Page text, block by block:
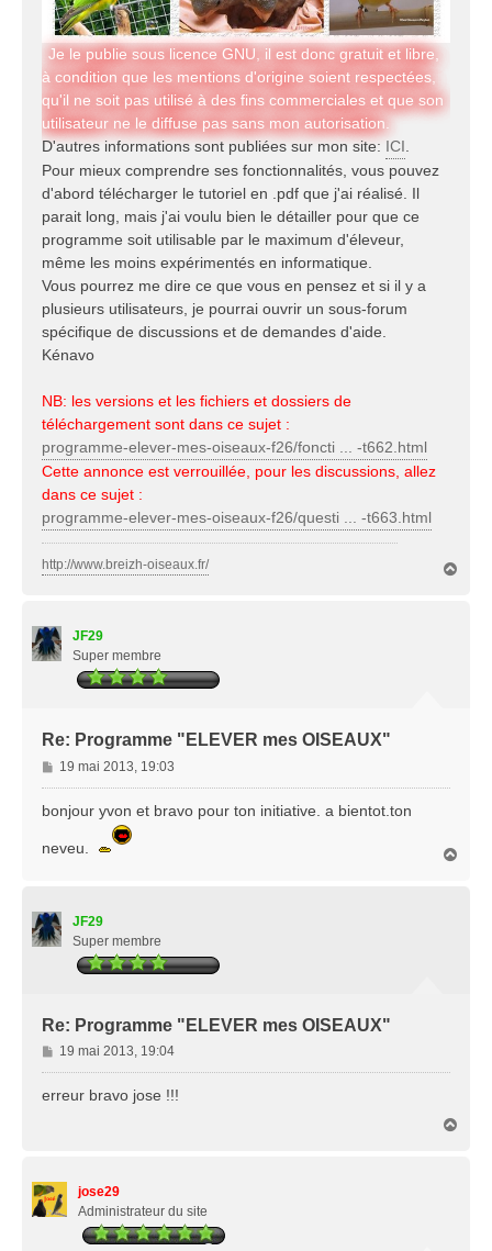
Je le publie sous licence GNU, il est donc gratuit et libre,
à condition que les mentions d'origine soient respectées,
qu'il ne soit pas utilisé à des fins commerciales et que son
utilisateur ne le diffuse pas sans mon autorisation.
D'autres informations sont publiées sur mon site: ICI
Pour mieux comprendre ses fonctionnalités, vous pouvez
d'abord télécharger le tutoriel en .pdf que j'ai réalisé. Il
parait long, mais j'ai voulu bien le détailler pour que ce
programme soit utilisable par le maximum d'éleveur,
même les moins expérimentés en informatique.
Vous pourrez me dire ce que vous en pensez et si il y a
plusieurs utilisateurs, je pourrai ouvrir un sous-forum
spécifique de discussions et de demandes d'aide.
Kénavo
NB: les versions et les fichiers et dossiers de
téléchargement sont dans ce sujet :
programme-elever-mes-oiseaux-f26/foncti ... -t662.html
Cette annonce est verrouillée, pour les discussions, allez
dans ce sujet :
programme-elever-mes-oiseaux-f26/questi ... -t663.html
http://www.breizh-oiseaux.fr/
JF29
Super membre
Re: Programme "ELEVER mes OISEAUX"
M
e
a
19 mai 2013, 19:03
bonjour yvon et bravo pour ton initiative. a bientot.ton
neveu.
JF29
Super membre
Re: Programme "ELEVER mes OISEAUX"
M
e
s
19 mai 2013, 19:04
erreur bravo jose !!!
jose29
Administrateur du site